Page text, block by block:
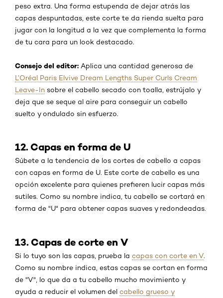
peso extra. Una forma estupenda de dejar atrás las
capas despuntadas, este corte te da rienda suelta para
jugar con la longitud a la vez que complementa la forma
de tu cara para un look destacado.
Consejo del editor: Aplica una cantidad generosa de
L’Oréal Paris Elvive Dream Lengths Super Curls Cream
Leave-In sobre el cabello secado con toalla, estrújalo y
deja que se seque al aire para conseguir un cabello
suelto y ondulado sin esfuerzo.
12. Capas en forma de U
Súbete a la tendencia de los cortes de cabello a capas
con capas en forma de U. Este corte de cabello es una
opción excelente para quienes prefieren lucir capas más
sutiles. Como su nombre indica, tu cabello se cortará en
forma de "U" para obtener capas suaves y redondeadas.
13. Capas de corte en V
Si lo tuyo son las capas, prueba la capas con corte en V.
Como su nombre indica, estas capas se cortan en forma
de "V", lo que da a tu cabello mucho movimiento y
ayuda a reducir el volumen del cabello grueso y